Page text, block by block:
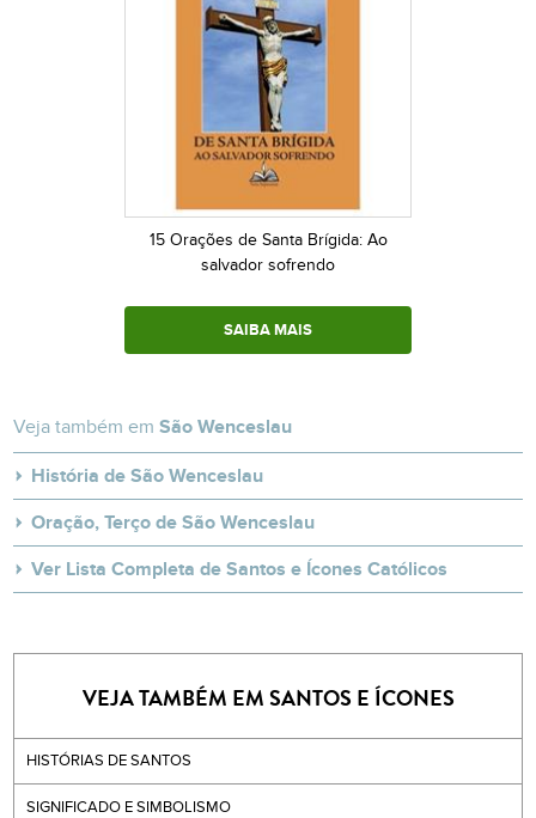
15 Orações de Santa Brígida: Ao
salvador sofrendo
SAIBA MAIS
Veja também emSão Wenceslau
História de São Wenceslau
Oração, Terço de São Wenceslau
Ver Lista Completa de Santos e Ícones Católicos
VEJA TAMBÉM EM SANTOS E ÍCONES
HISTÓRIAS DE SANTOS
SIGNIFICADO E SIMBOLISMO